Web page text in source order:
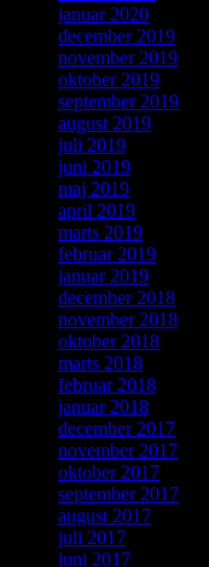
januar 2020
december 2019
november 2019
oktober 2019
september 2019
august 2019
juli 2019
juni 2019
maj 2019
april 2019
marts 2019
februar 2019
januar 2019
december 2018
november 2018
oktober 2018
marts 2018
februar 2018
januar 2018
december 2017
november 2017
oktober 2017
september 2017
august 2017
juli 2017
juni 2017